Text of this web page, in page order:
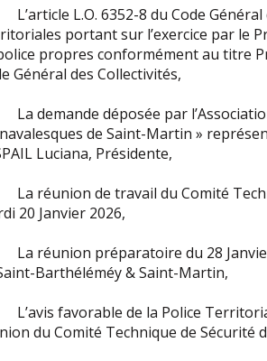
L.O. 6352-8 du Code Général
portant sur l’exercice par le
propres conformément au titre
Général des Collectivités,
demande déposée par
de Saint-Martin »
Luciana, Présidente,
réunion de travail du Comité
20 Janvier 2026,
réunion préparatoire du 28 Janvier
Barthéléméy & Saint-Martin,
favorable de la Police
du Comité Technique de Sécurité